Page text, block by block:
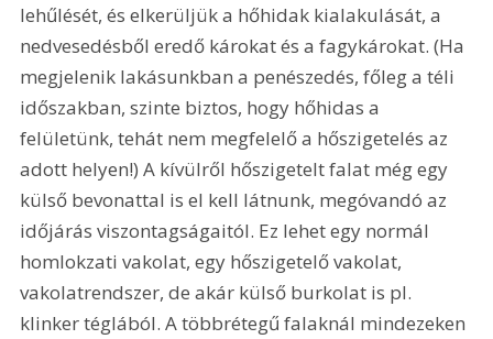
lehűlését, és elkerüljük a hőhidak kialakulását, a
nedvesedésből eredő károkat és a fagykárokat. (Ha
megjelenik lakásunkban a penészedés, főleg a téli
időszakban, szinte biztos, hogy hőhidas a
felületünk, tehát nem megfelelő a hőszigetelés az
adott helyen!) A kívülről hőszigetelt falat még egy
külső bevonattal is el kell látnunk, megóvandó az
időjárás viszontagságaitól. Ez lehet egy normál
homlokzati vakolat, egy hőszigetelő vakolat,
vakolatrendszer, de akár külső burkolat is pl.
klinker téglából. A többrétegű falaknál mindezeken